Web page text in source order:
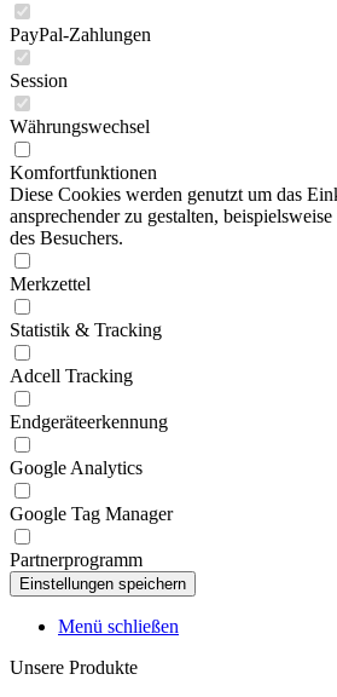
PayPal-Zahlungen
Session
Währungswechsel
Komfortfunktionen
Diese Cookies werden genutzt um das
ansprechender zu gestalten,
des Besuchers.
Merkzettel
Statistik & Tracking
Adcell Tracking
Endgeräteerkennung
Google Analytics
Google Tag Manager
Partnerprogramm
Menü schließen
Unsere Produkte